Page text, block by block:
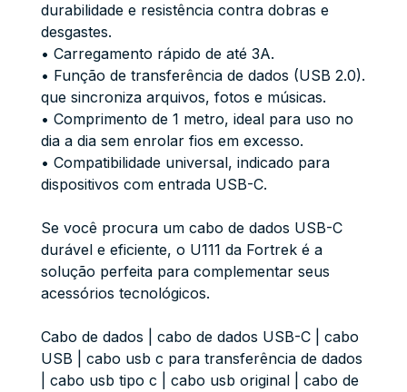
durabilidade e resistência contra dobras e
desgastes.
• Carregamento rápido de até 3A.
• Função de transferência de dados (USB 2.0).
que sincroniza arquivos, fotos e músicas.
• Comprimento de 1 metro, ideal para uso no
dia a dia sem enrolar fios em excesso.
• Compatibilidade universal, indicado para
dispositivos com entrada USB-C.
Se você procura um cabo de dados USB-C
durável e eficiente, o U111 da Fortrek é a
solução perfeita para complementar seus
acessórios tecnológicos.
Cabo de dados | cabo de dados USB-C | cabo
USB | cabo usb c para transferência de dados
| cabo usb tipo c | cabo usb original | cabo de